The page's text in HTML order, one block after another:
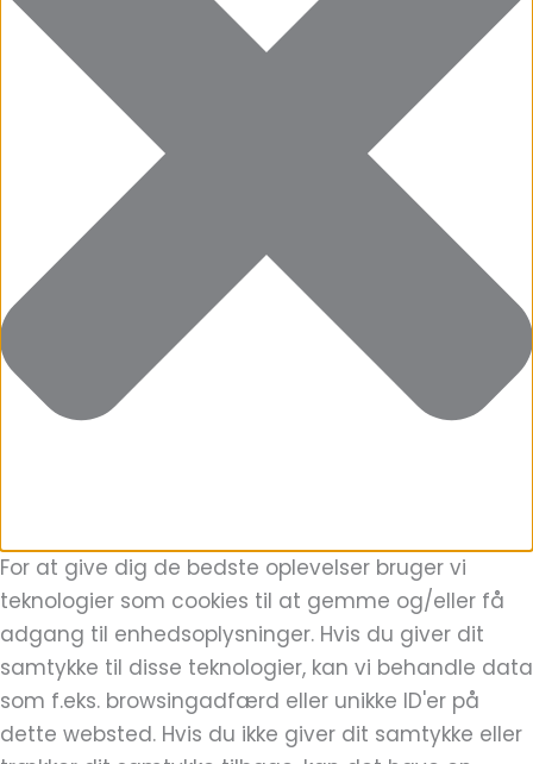
For at give dig de bedste oplevelser bruger vi
teknologier som cookies til at gemme og/eller få
adgang til enhedsoplysninger. Hvis du giver dit
samtykke til disse teknologier, kan vi behandle data
som f.eks. browsingadfærd eller unikke ID'er på
dette websted. Hvis du ikke giver dit samtykke eller